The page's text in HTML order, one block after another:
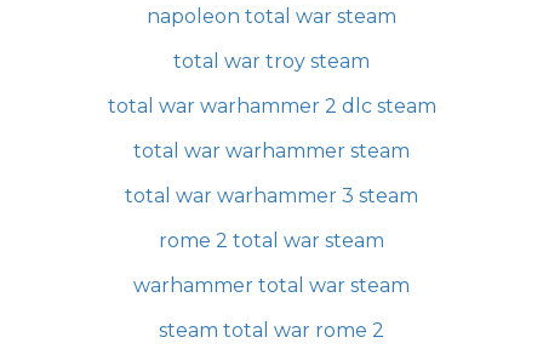
napoleon total war steam
total war troy steam
total war warhammer 2 dlc steam
total war warhammer steam
total war warhammer 3 steam
rome 2 total war steam
warhammer total war steam
steam total war rome 2